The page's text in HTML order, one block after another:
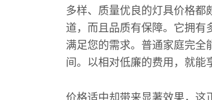
多样、质量优良的灯具价格都
道，而且品质有保障。它拥有
满足您的需求。普通家庭完全
间。以相对低廉的费用，就能
价格适中却带来显著效果，这